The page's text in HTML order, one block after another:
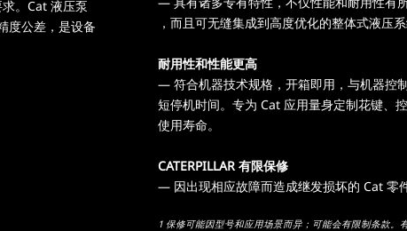
。Cat 液压泵
度公差，是设备
，而且可无缝集成到高度优化的整体式液压系
耐用性和性能更高
— 符合机器技术规格，开箱即用，与机器控
短停机时间。专为 Cat 应用量身定制花键、
使用寿命。
CATERPILLAR 有限保修
— 因出现相应故障而造成继发损坏的 Cat 零
1 保修可能因型号和应用场景而异；可能会有限制条款